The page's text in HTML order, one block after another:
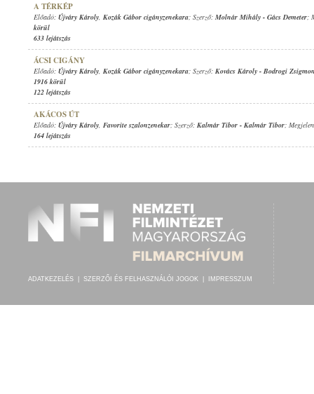
A TÉRKÉP
Előadó: Újváry Károly, Kozák Gábor cigányzenekara; Szerző: Molnár Mihály - Gács Demeter;
körül
633 lejátszás
ÁCSI CIGÁNY
Előadó: Újváry Károly, Kozák Gábor cigányzenekara; Szerző: Kovács Károly - Bodrogi
1916 körül
122 lejátszás
AKÁCOS ÚT
Előadó: Újváry Károly, Favorite szalonzenekar; Szerző: Kalmár Tibor - Kalmár Tibor;
164 lejátszás
ADATKEZELÉS SZERZŐI ÉS FELHASZNÁLÓI JOGOK IMPRESSZUM